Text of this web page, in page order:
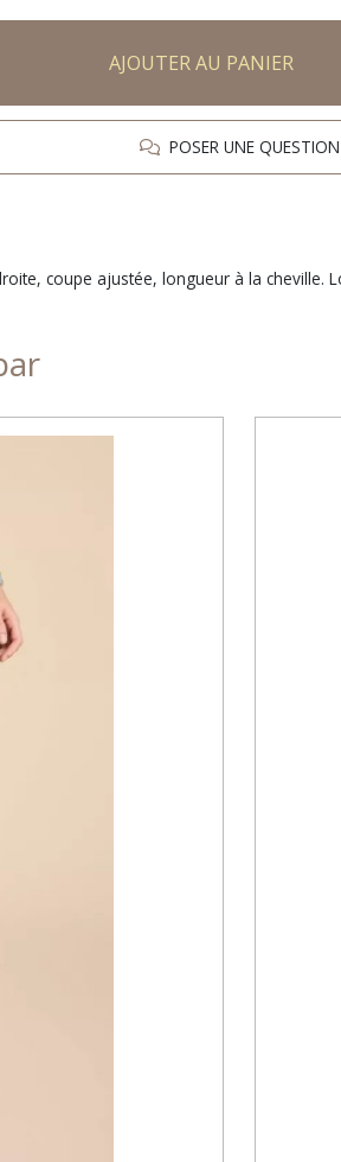
AJOUTER AU PANIER
POSER UNE QUESTION
coupe ajustée, longueur à la